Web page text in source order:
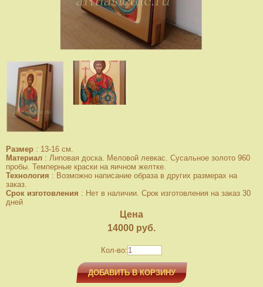
Размер : 13-16 см.
Материал : Липовая доска. Меловой левкас. Сусальное золото 960
пробы. Темперные краски на яичном желтке.
Технология : Возможно написание образа в других размерах на
заказ.
Срок изготовления : Нет в наличии. Срок изготовления на заказ 30
дней
Цена
14000 руб.
Кол-во:
ДОБАВИТЬ В КОРЗИНУ